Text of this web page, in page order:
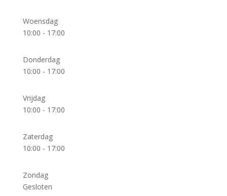
Woensdag
10:00 - 17:00
Donderdag
10:00 - 17:00
Vrijdag
10:00 - 17:00
Zaterdag
10:00 - 17:00
Zondag
Gesloten